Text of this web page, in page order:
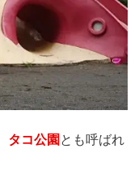
タコ公園とも呼ばれ